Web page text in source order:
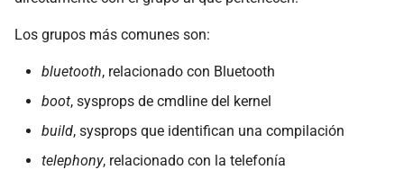
Los grupos más comunes son:
bluetooth, relacionado con Bluetooth
boot, sysprops de cmdline del kernel
build, sysprops que identifican una compilación
telephony, relacionado con la telefonía